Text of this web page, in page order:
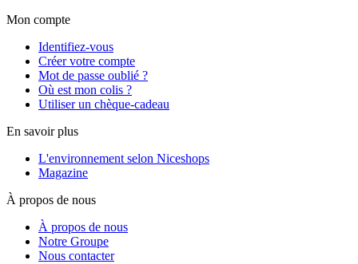
Mon compte
Identifiez-vous
Créer votre compte
Mot de passe oublié ?
Où est mon colis ?
Utiliser un chèque-cadeau
En savoir plus
L'environnement selon Niceshops
Magazine
À propos de nous
À propos de nous
Notre Groupe
Nous contacter